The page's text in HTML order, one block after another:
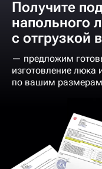
Получите
напольного
с отгрузкой
— предложим
изготовление люка
по вашим размерам